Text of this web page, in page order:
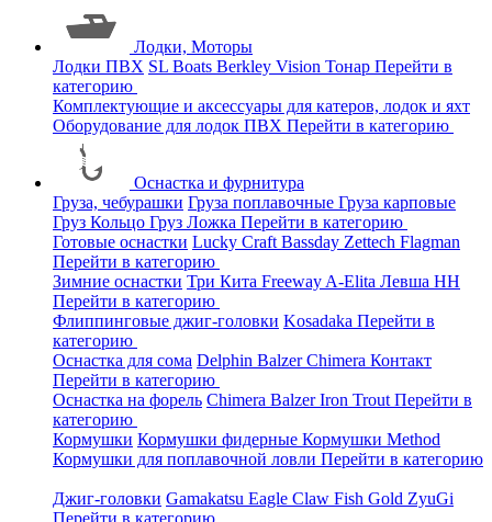
Лодки, Моторы
Лодки ПВХ SL Boats Berkley Vision Тонар Перейти в
категорию
Комплектующие и аксессуары для катеров, лодок и яхт
Оборудование для лодок ПВХ Перейти в категорию
Оснастка и фурнитура
Груза, чебурашки Груза поплавочные Груза карповые
Груз Кольцо Груз Ложка Перейти в категорию
Готовые оснастки Lucky Craft Bassday Zettech Flagman
Перейти в категорию
Зимние оснастки Три Кита Freeway A-Elita Левша НН
Перейти в категорию
Флиппинговые джиг-головки Kosadaka Перейти в
категорию
Оснастка для сома Delphin BalzerChimera Контакт
Перейти в категорию
Оснастка на форель Chimera BalzerIron Trout Перейти в
категорию
Кормушки Кормушки фидерные Кормушки Method
Кормушки для поплавочной ловли Перейти в категорию
Джиг-головки Gamakatsu Eagle Claw Fish Gold ZyuGi
Перейти в категорию